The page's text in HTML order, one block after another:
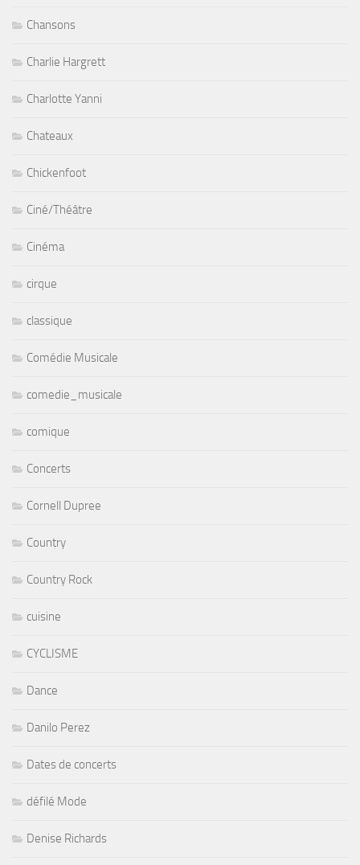
Chansons
Charlie Hargrett
Charlotte Yanni
Chateaux
Chickenfoot
Ciné/Théâtre
Cinéma
cirque
classique
Comédie Musicale
comedie_musicale
comique
Concerts
Cornell Dupree
Country
Country Rock
cuisine
CYCLISME
Dance
Danilo Perez
Dates de concerts
défilé Mode
Denise Richards